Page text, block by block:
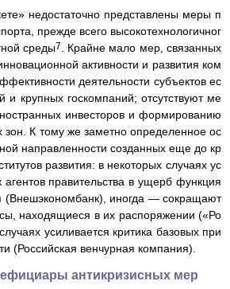
недостаточно представлены меры п
прежде всего высокотехнологичног
среды7
. Крайне мало мер, связанных
активности и развития ком
деятельности субъектов ес
и крупных госкомпаний; отсутствуют ме
инвесторов и формированию
зон. К тому же заметно определенное ос
направленности созданных еще до кр
развития: в некоторых случаях ус
агентов правительства в ущерб функция
(Внешэкономбанк), иногда — сокращают
находящиеся в их распоряжении («Ро
усиливается критика базовых при
(Российская венчурная компания).
антикризисных мер